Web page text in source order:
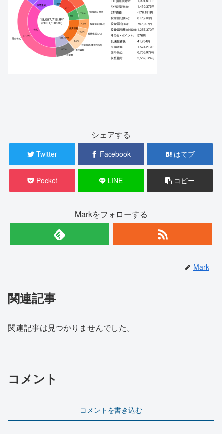
シェアする
Twitter Facebook はてブ
Pocket LINE コピー
Markをフォローする
Mark
関連記事
関連記事は見つかりませんでした。
コメント
コメントを書き込む